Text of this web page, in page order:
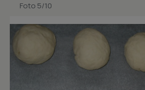
Foto 5/10